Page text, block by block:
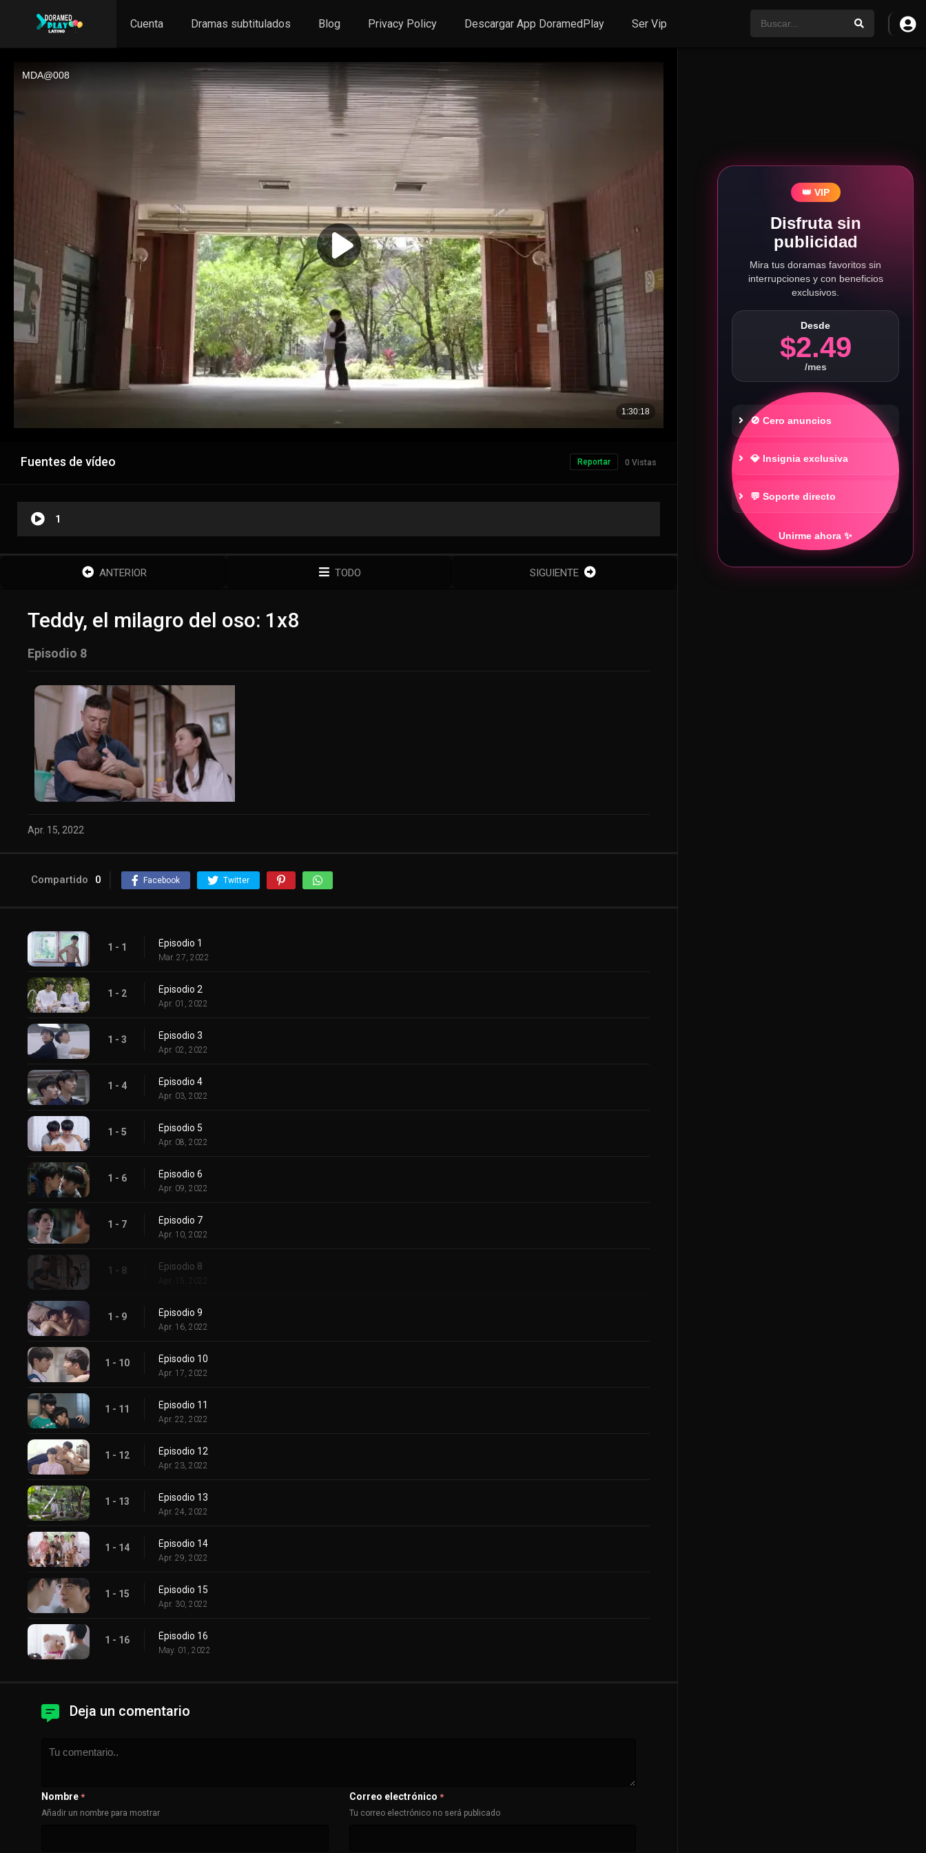
Cuenta Dramas subtitulados Blog Privacy Policy Descargar App DoramedPlay Ser Vip
Fuentes de vídeo 0 Vistas
Reportar
1
ANTERIOR TODO SIGUIENTE
Teddy, el milagro del oso: 1x8
Episodio 8
Apr. 15, 2022
Compartido 0 Facebook Twitter
1 - 1 Episodio 1
Mar. 27, 2022
1 - 2 Episodio 2
Apr. 01, 2022
1 - 3 Episodio 3
Apr. 02, 2022
1 - 4 Episodio 4
Apr. 03, 2022
1 - 5 Episodio 5
Apr. 08, 2022
1 - 6 Episodio 6
Apr. 09, 2022
1 - 7 Episodio 7
Apr. 10, 2022
1 - 8 Episodio 8
Apr. 15, 2022
1 - 9 Episodio 9
Apr. 16, 2022
1 - 10 Episodio 10
Apr. 17, 2022
1 - 11 Episodio 11
Apr. 22, 2022
1 - 12 Episodio 12
Apr. 23, 2022
1 - 13 Episodio 13
Apr. 24, 2022
1 - 14 Episodio 14
Apr. 29, 2022
1 - 15 Episodio 15
Apr. 30, 2022
1 - 16 Episodio 16
May. 01, 2022
Deja un comentario
Nombre *
Añadir un nombre para mostrar
Correo electrónico *
Tu correo electrónico no será publicado
👑 VIP
Disfruta sin
publicidad
Mira tus doramas favoritos sin
interrupciones y con beneficios
exclusivos.
Desde
$2.49
/mes
🚫 Cero anuncios
💎 Insignia exclusiva
💬 Soporte directo
Unirme ahora ✨